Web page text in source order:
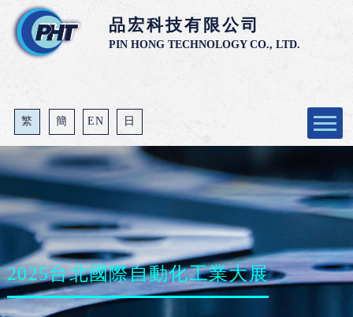
品宏科技有限公司
PIN HONG TECHNOLOGY CO., LTD.
繁 簡 EN 日
公司介紹
最新消息
代理經銷商
技術支援
2025台北國際自動化工業大展